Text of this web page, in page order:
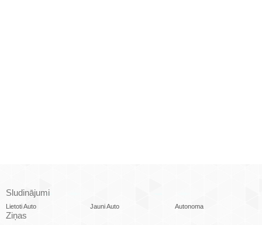
Sludinājumi
Lietoti Auto Jauni Auto Autonoma
Ziņas